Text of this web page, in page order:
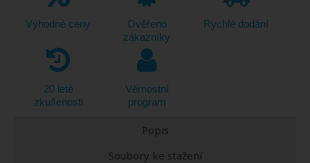
Výhodné ceny
Ověřeno
zákazníky
Rychlé dodání
20 leté
zkušenosti
Věrnostní
program
Popis
Soubory ke stažení